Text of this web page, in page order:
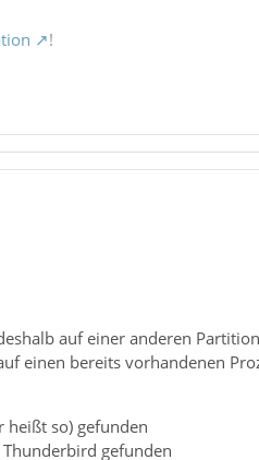
!
auf einer anderen
einen bereits vorhandenen
heißt so) gefunden
gefunden